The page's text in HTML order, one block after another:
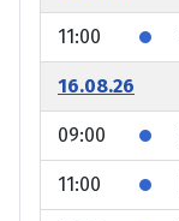
11:00
16.08.26
09:00
11:00